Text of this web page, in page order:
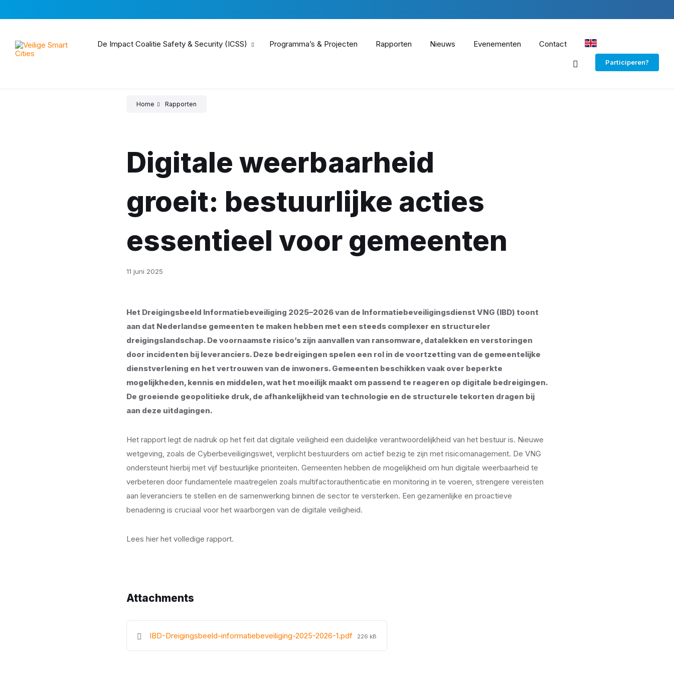
content
main
footer
De Impact Coalitie Safety & Security (ICSS) Programma’s & Projecten Rapporten Nieuws Evenementen Contact EN
Participeren?
Home Rapporten
Digitale weerbaarheid
groeit: bestuurlijke acties
essentieel voor gemeenten
11 juni 2025
Het Dreigingsbeeld Informatiebeveiliging 2025–2026 van de Informatiebeveiligingsdienst VNG (IBD) toont
aan dat Nederlandse gemeenten te maken hebben met een steeds complexer en structureler
dreigingslandschap. De voornaamste risico’s zijn aanvallen van ransomware, datalekken en verstoringen
door incidenten bij leveranciers. Deze bedreigingen spelen een rol in de voortzetting van de gemeentelijke
dienstverlening en het vertrouwen van de inwoners. Gemeenten beschikken vaak over beperkte
mogelijkheden, kennis en middelen, wat het moeilijk maakt om passend te reageren op digitale bedreigingen.
De groeiende geopolitieke druk, de afhankelijkheid van technologie en de structurele tekorten dragen bij
aan deze uitdagingen.
Het rapport legt de nadruk op het feit dat digitale veiligheid een duidelijke verantwoordelijkheid van het bestuur is. Nieuwe
wetgeving, zoals de Cyberbeveiligingswet, verplicht bestuurders om actief bezig te zijn met risicomanagement. De VNG
ondersteunt hierbij met vijf bestuurlijke prioriteiten. Gemeenten hebben de mogelijkheid om hun digitale weerbaarheid te
verbeteren door fundamentele maatregelen zoals multifactorauthenticatie en monitoring in te voeren, strengere vereisten
aan leveranciers te stellen en de samenwerking binnen de sector te versterken. Een gezamenlijke en proactieve
benadering is cruciaal voor het waarborgen van de digitale veiligheid.
Lees hier het volledige rapport.
Attachments
IBD-Dreigingsbeeld-informatiebeveiliging-2025-2026-1.pdf File
226 kB